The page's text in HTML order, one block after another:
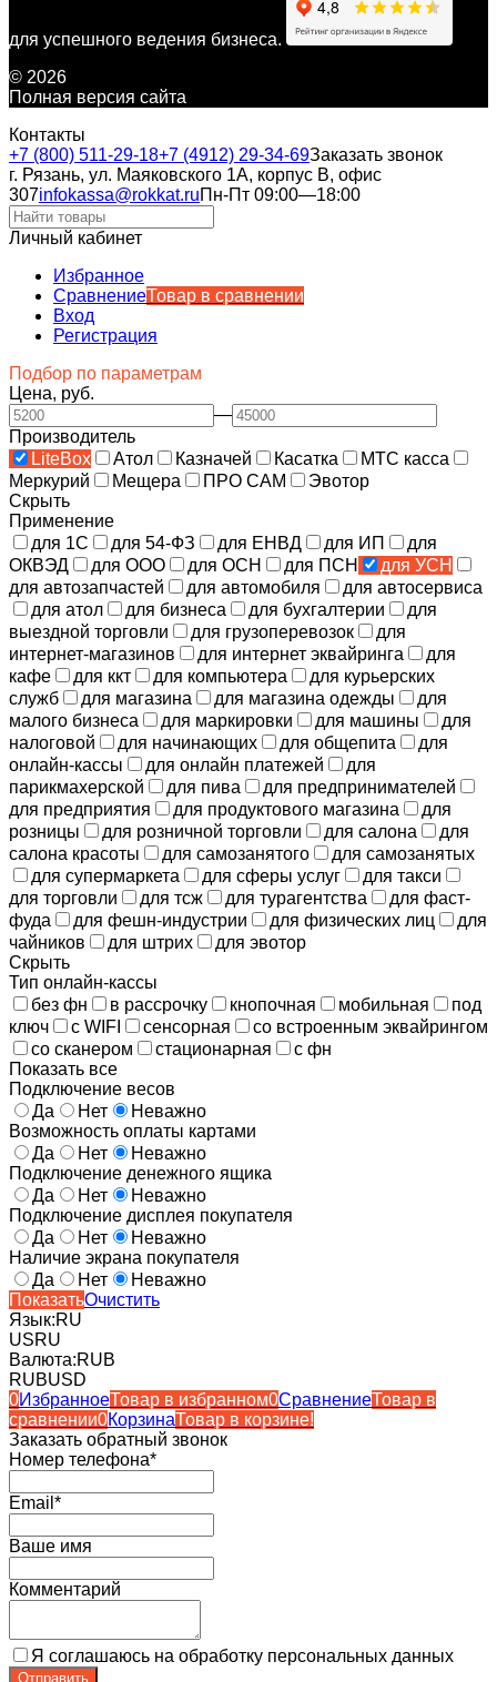
для успешного ведения бизнеса.
© 2026
Полная версия сайта
Контакты
+7 (800) 511-29-18+7 (4912) 29-34-69Заказать звонок
г. Рязань, ул. Маяковского 1А, корпус B, офис
307infokassa@rokkat.ruПн-Пт 09:00—18:00
Личный кабинет
Избранное
СравнениеТовар в сравнении
Вход
Регистрация
Подбор по параметрам
Цена, руб.
—
Производитель
LiteBox
Атол Казначей Касатка
МТС касса
Меркурий
Мещера ПРО САМ
Эвотор
Скрыть
Применение
для 1С
для 54-ФЗ для ЕНВД для ИП
для
ОКВЭД
для ООО для ОСН для ПСН
для УСН
для автозапчастей
для автомобиля
для автосервиса
для атол
для бизнеса для бухгалтерии
для
выездной торговли
для грузоперевозок
для
интернет-магазинов
для интернет эквайринга
для
кафе
для ккт для компьютера
для курьерских
служб
для магазина для магазина одежды
для
малого бизнеса
для маркировки для машины
для
налоговой
для начинающих для общепита
для
онлайн-кассы
для онлайн платежей
для
парикмахерской
для пива
для предпринимателей
для предприятия
для продуктового магазина
для
розницы
для розничной торговли для салона
для
салона красоты
для самозанятого
для самозанятых
для супермаркета
для сферы услуг
для такси
для торговли
для тсж для турагентства
для фаст-
фуда
для фешн-индустрии для физических лиц
для
чайников
для штрих
для эвотор
Скрыть
Тип онлайн-кассы
без фн
в рассрочку кнопочная мобильная
под
ключ
с WIFI сенсорная
со встроенным эквайрингом
со сканером
стационарная
с фн
Показать все
Подключение весов
Да
Нет
Неважно
Возможность оплаты картами
Да
Нет
Неважно
Подключение денежного ящика
Да
Нет
Неважно
Подключение дисплея покупателя
Да
Нет
Неважно
Наличие экрана покупателя
Да
Нет
Неважно
ПоказатьОчистить
Язык:RU
USRU
Валюта:RUB
RUBUSD
0ИзбранноеТовар в избранном0СравнениеТовар в
сравнении0КорзинаТовар в корзине!
Заказать обратный звонок
Номер телефона*
Email*
Ваше имя
Комментарий
Я соглашаюсь на обработку персональных данных